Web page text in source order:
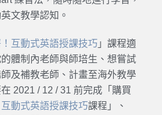
文教學認知。
互動式英語授課技巧 」課程適
體制內老師與師培生、想嘗試
及補教老師、計畫至海外教學
2021 / 12 / 31 前完成「購買
動式英語授課技巧課程」、